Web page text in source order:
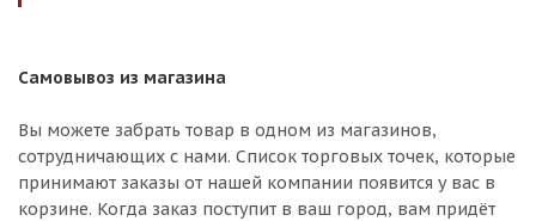
Самовывоз из магазина
Вы можете забрать товар в одном из магазинов,
сотрудничающих с нами. Список торговых точек, которые
принимают заказы от нашей компании появится у вас в
корзине. Когда заказ поступит в ваш город, вам придёт